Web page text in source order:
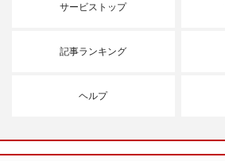
サービストップ
記事ランキング
ヘルプ